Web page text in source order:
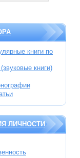
книги по
книги)
ЛИЧНОСТИ